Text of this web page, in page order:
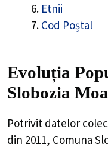
Etnii
Cod Poștal
Evoluția
Slobozia
Potrivit datelor
din 2011, Comuna